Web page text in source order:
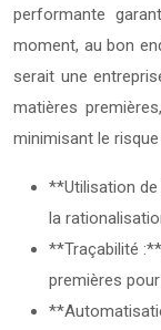
performante
moment, au bon
serait une
matières
minimisant le risque
**Utilisation de
la
**Traçabilité
premières